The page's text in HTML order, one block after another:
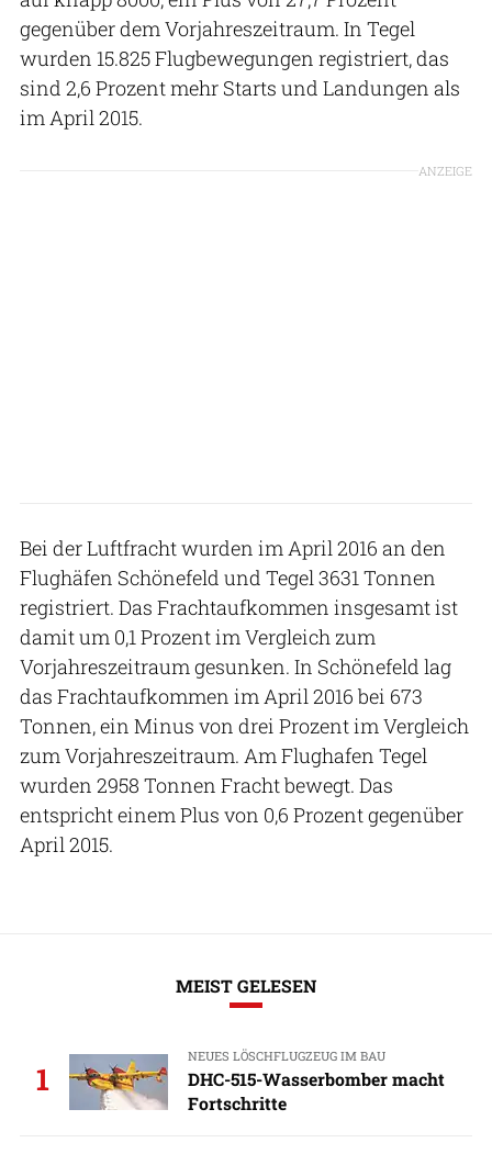
gegenüber dem Vorjahreszeitraum. In Tegel
wurden 15.825 Flugbewegungen registriert, das
sind 2,6 Prozent mehr Starts und Landungen als
im April 2015.
ANZEIGE
Bei der Luftfracht wurden im April 2016 an den
Flughäfen Schönefeld und Tegel 3631 Tonnen
registriert. Das Frachtaufkommen insgesamt ist
damit um 0,1 Prozent im Vergleich zum
Vorjahreszeitraum gesunken. In Schönefeld lag
das Frachtaufkommen im April 2016 bei 673
Tonnen, ein Minus von drei Prozent im Vergleich
zum Vorjahreszeitraum. Am Flughafen Tegel
wurden 2958 Tonnen Fracht bewegt. Das
entspricht einem Plus von 0,6 Prozent gegenüber
April 2015.
MEIST GELESEN
1
NEUES LÖSCHFLUGZEUG IM BAU
DHC-515-Wasserbomber macht
Fortschritte